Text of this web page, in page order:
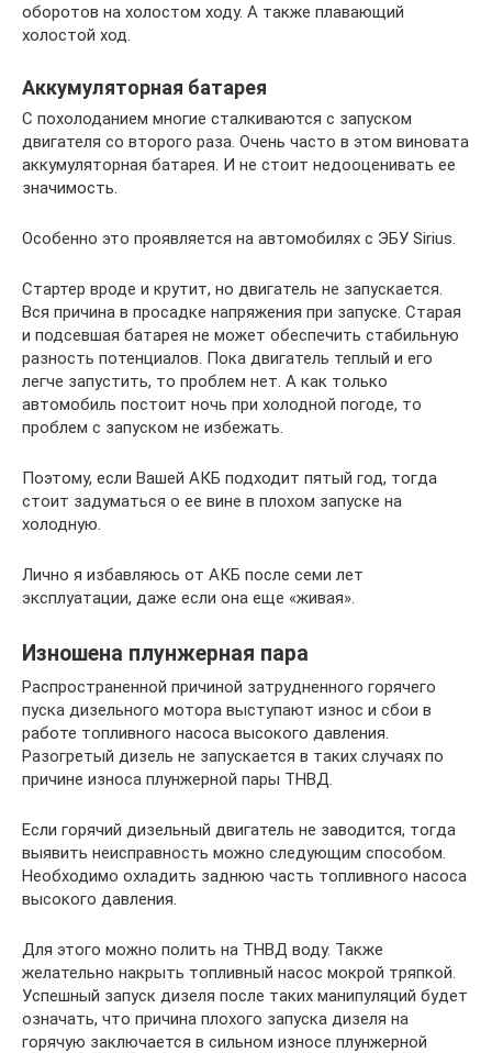
оборотов на холостом ходу. А также плавающий
холостой ход.
Аккумуляторная батарея
С похолоданием многие сталкиваются с запуском
двигателя со второго раза. Очень часто в этом виновата
аккумуляторная батарея. И не стоит недооценивать ее
значимость.
Особенно это проявляется на автомобилях с ЭБУ Sirius.
Стартер вроде и крутит, но двигатель не запускается.
Вся причина в просадке напряжения при запуске. Старая
и подсевшая батарея не может обеспечить стабильную
разность потенциалов. Пока двигатель теплый и его
легче запустить, то проблем нет. А как только
автомобиль постоит ночь при холодной погоде, то
проблем с запуском не избежать.
Поэтому, если Вашей АКБ подходит пятый год, тогда
стоит задуматься о ее вине в плохом запуске на
холодную.
Лично я избавляюсь от АКБ после семи лет
эксплуатации, даже если она еще «живая».
Изношена плунжерная пара
Распространенной причиной затрудненного горячего
пуска дизельного мотора выступают износ и сбои в
работе топливного насоса высокого давления.
Разогретый дизель не запускается в таких случаях по
причине износа плунжерной пары ТНВД.
Если горячий дизельный двигатель не заводится, тогда
выявить неисправность можно следующим способом.
Необходимо охладить заднюю часть топливного насоса
высокого давления.
Для этого можно полить на ТНВД воду. Также
желательно накрыть топливный насос мокрой тряпкой.
Успешный запуск дизеля после таких манипуляций будет
означать, что причина плохого запуска дизеля на
горячую заключается в сильном износе плунжерной